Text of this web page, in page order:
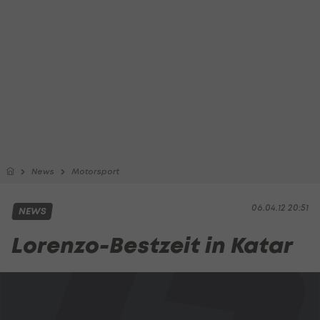
News Motorsport
06.04.12 20:51
NEWS
Lorenzo-Bestzeit in Katar